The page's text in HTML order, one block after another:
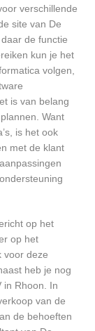
verschillende
site van De
de functie
kun je het
volgen,
is van belang
Want
is het ook
met de klant
op het
op het
voor deze
heb je nog
in Rhoon. In
van de
de behoeften